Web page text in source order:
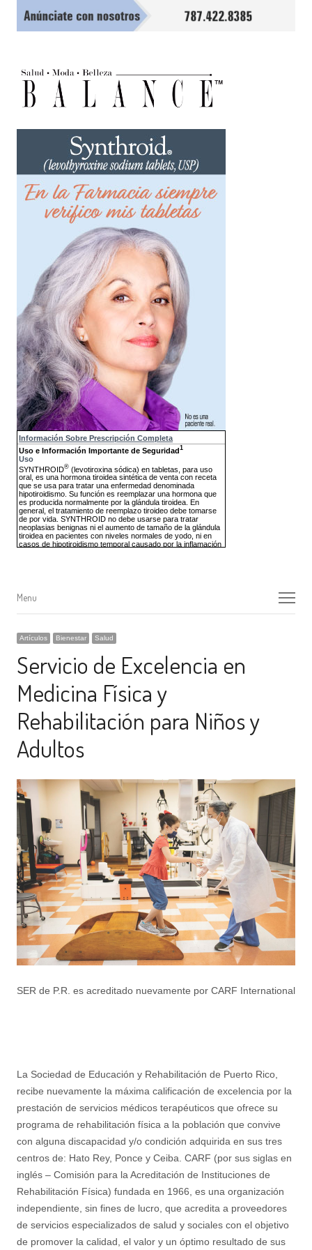
Menu
Menu
Artículos Bienestar Salud
Servicio de Excelencia en
Medicina Física y
Rehabilitación para Niños y
Adultos
SER de P.R. es acreditado nuevamente por CARF International
La Sociedad de Educación y Rehabilitación de Puerto Rico,
recibe nuevamente la máxima calificación de excelencia por la
prestación de servicios médicos terapéuticos que ofrece su
programa de rehabilitación física a la población que convive
con alguna discapacidad y/o condición adquirida en sus tres
centros de: Hato Rey, Ponce y Ceiba. CARF (por sus siglas en
inglés – Comisión para la Acreditación de Instituciones de
Rehabilitación Física) fundada en 1966, es una organización
independiente, sin fines de lucro, que acredita a proveedores
de servicios especializados de salud y sociales con el objetivo
de promover la calidad, el valor y un óptimo resultado de sus